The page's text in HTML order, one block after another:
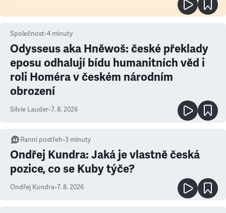
Společnost•4 minuty
Odysseus aka Hněwoš: české překlady
eposu odhalují bídu humanitních věd i
roli Homéra v českém národním
obrození
Silvie Lauder•7. 8. 2026
Ranní postřeh•3 minuty
Ondřej Kundra: Jaká je vlastně česká
pozice, co se Kuby týče?
Ondřej Kundra•7. 8. 2026